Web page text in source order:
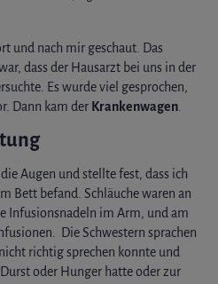
und nach mir geschaut. Das
dass der Hausarzt bei uns in der
Es wurde viel gesprochen,
Dann kam der
Krankenwagen
Augen und stellte fest, dass ich
Bett befand. Schläuche waren an
Infusionsnadeln im Arm, und am
Die Schwestern sprachen
richtig sprechen konnte und
oder Hunger hatte oder zur